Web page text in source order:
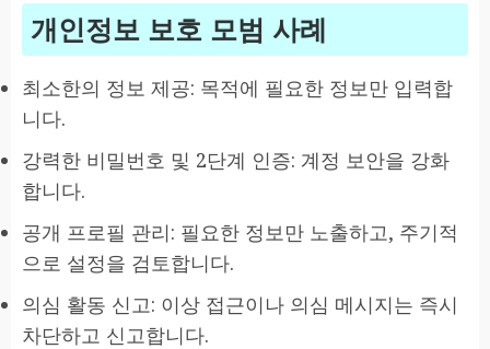
개인정보 보호 모범 사례
최소한의 정보 제공: 목적에 필요한 정보만 입력합
니다.
강력한 비밀번호 및 2단계 인증: 계정 보안을 강화
합니다.
공개 프로필 관리: 필요한 정보만 노출하고, 주기적
으로 설정을 검토합니다.
의심 활동 신고: 이상 접근이나 의심 메시지는 즉시
차단하고 신고합니다.